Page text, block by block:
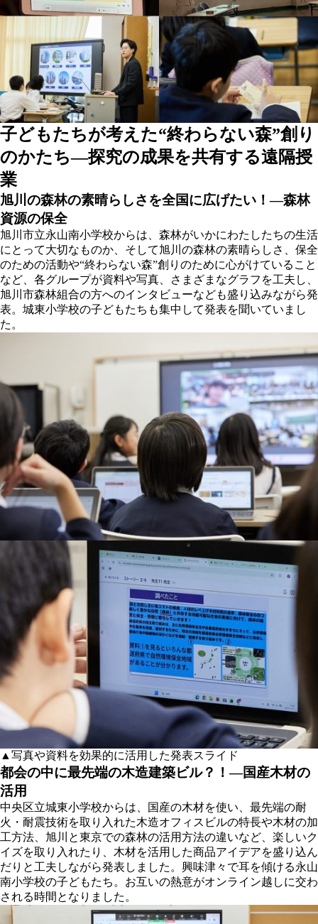
子どもたちが考えた“終わらない森”創り
のかたち―探究の成果を共有する遠隔授
業
旭川の森林の素晴らしさを全国に広げたい！―森林
資源の保全
旭川市立永山南小学校からは、森林がいかにわたしたちの生活
にとって大切なものか、そして旭川の森林の素晴らしさ、保全
のための活動や“終わらない森”創りのために心がけていること
など、各グループが資料や写真、さまざまなグラフを工夫し、
旭川市森林組合の方へのインタビューなども盛り込みながら発
表。城東小学校の子どもたちも集中して発表を聞いていまし
た。
▲写真や資料を効果的に活用した発表スライド
都会の中に最先端の木造建築ビル？！―国産木材の
活用
中央区立城東小学校からは、国産の木材を使い、最先端の耐
火・耐震技術を取り入れた木造オフィスビルの特長や木材の加
工方法、旭川と東京での森林の活用方法の違いなど、楽しいク
イズを取り入れたり、木材を活用した商品アイデアを盛り込ん
だりと工夫しながら発表しました。興味津々で耳を傾ける永山
南小学校の子どもたち。お互いの熱意がオンライン越しに交わ
される時間となりました。